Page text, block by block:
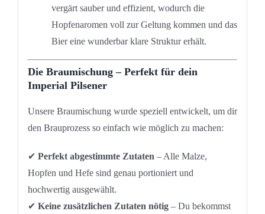
vergärt sauber und effizient, wodurch die
Hopfenaromen voll zur Geltung kommen und das
Bier eine wunderbar klare Struktur erhält.
Die Braumischung – Perfekt für dein
Imperial Pilsener
Unsere Braumischung wurde speziell entwickelt, um dir
den Brauprozess so einfach wie möglich zu machen:
✔ Perfekt abgestimmte Zutaten – Alle Malze,
Hopfen und Hefe sind genau portioniert und
hochwertig ausgewählt.
✔ Keine zusätzlichen Zutaten nötig– Du bekommst